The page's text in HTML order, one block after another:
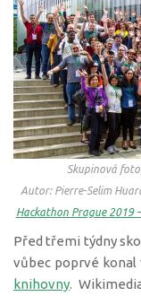
Skupinová
Autor: Pierre-Selim
Hackathon Prague 2019
Před třemi týdny
vůbec poprvé konal
knihovny.